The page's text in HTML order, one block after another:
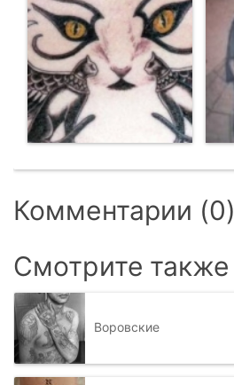
Комментарии (0)
Смотрите также
Воровские